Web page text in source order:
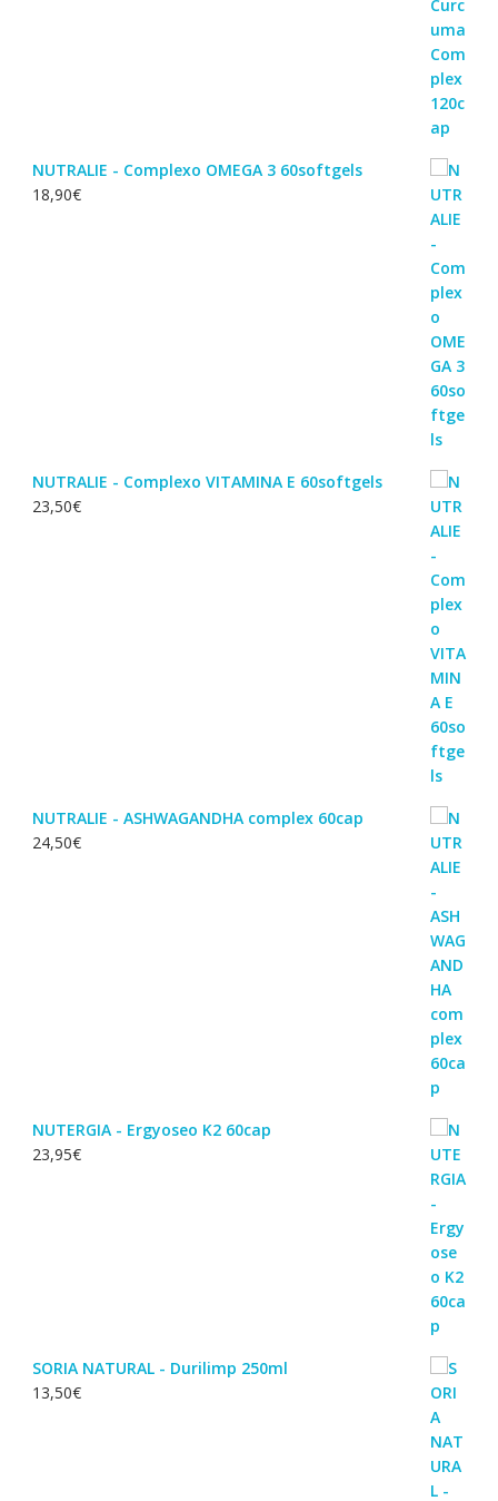
NUTRALIE - Complexo OMEGA 3 60softgels
18,90€
NUTRALIE - Complexo VITAMINA E 60softgels
23,50€
NUTRALIE - ASHWAGANDHA complex 60cap
24,50€
NUTERGIA - Ergyoseo K2 60cap
23,95€
SORIA NATURAL - Durilimp 250ml
13,50€